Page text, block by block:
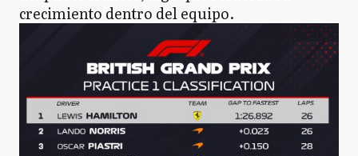
crecimiento dentro del equipo.